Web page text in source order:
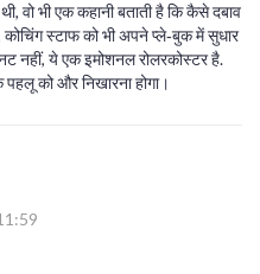
वो भी एक कहानी बताती है कि कैसे दबाव
स्टाफ को भी अपने प्ले‑बुक में सुधार
नहीं, ये एक इमोशनल रोलरकोस्टर है.
पहलू को और निखारना होगा।